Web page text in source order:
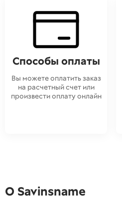
Способы оплаты
Вы можете оплатить заказ
на расчетный счет или
произвести оплату онлайн
О Savinsname